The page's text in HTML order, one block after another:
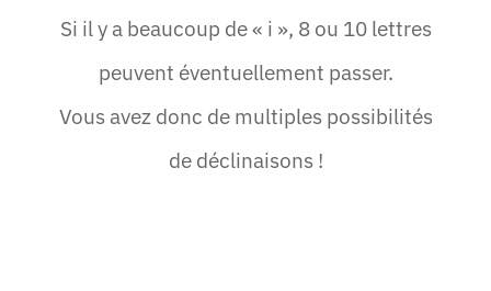
Si il y a beaucoup de « i », 8 ou 10 lettres
peuvent éventuellement passer.
Vous avez donc de multiples possibilités
de déclinaisons !